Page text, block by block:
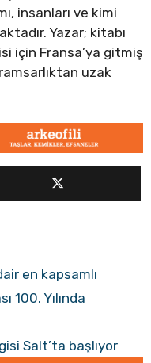
insanları ve kimi
Yazar; kitabı
için Fransa’ya gitmiş
uzak
en kapsamlı
100. Yılında
Salt’ta başlıyor